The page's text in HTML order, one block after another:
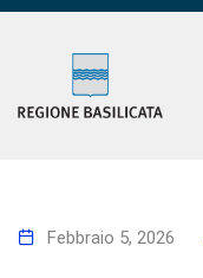
Febbraio 5, 2026